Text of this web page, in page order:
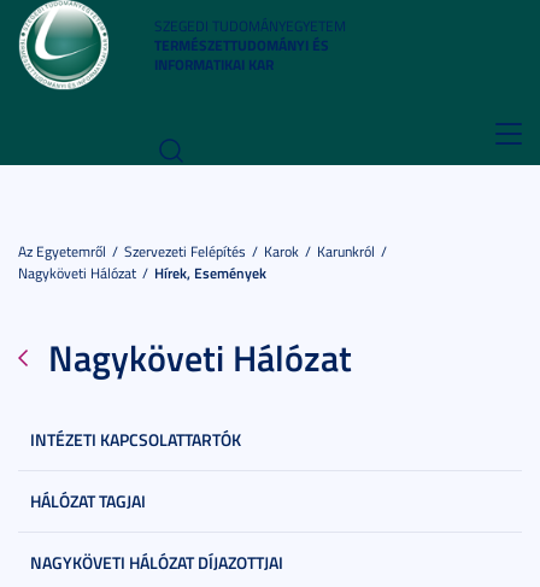
SZEGEDI TUDOMÁNYEGYETEM
TERMÉSZETTUDOMÁNYI ÉS
INFORMATIKAI KAR
Az Egyetemről Szervezeti Felépítés Karok
Karunkról
Nagyköveti Hálózat
Hírek, Események
Nagyköveti Hálózat
INTÉZETI KAPCSOLATTARTÓK
HÁLÓZAT TAGJAI
NAGYKÖVETI HÁLÓZAT DÍJAZOTTJAI